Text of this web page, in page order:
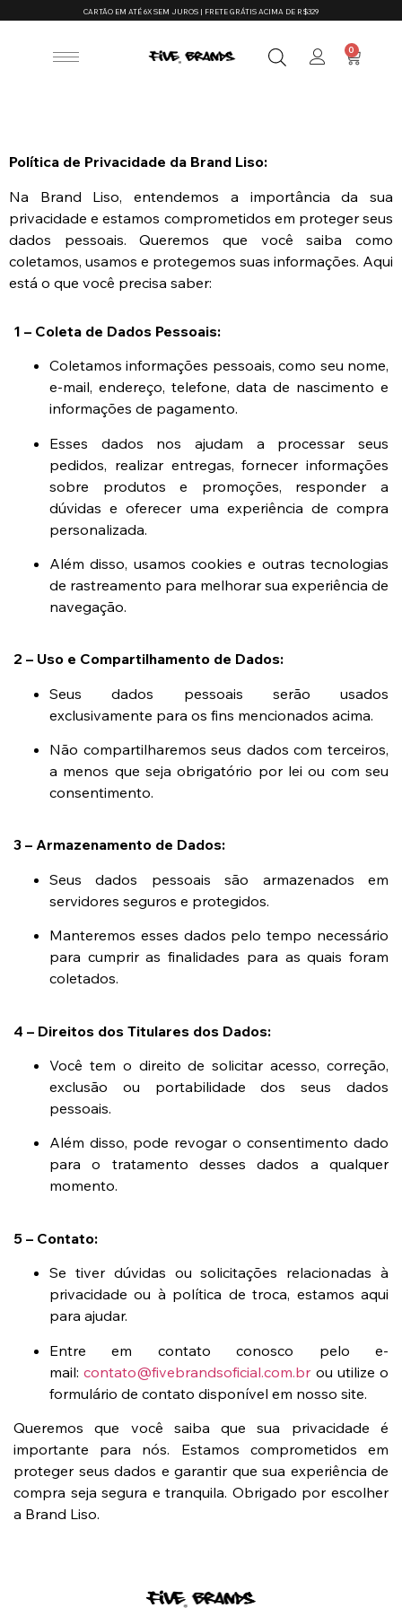
CARTÃO EM ATÉ 6X SEM JUROS | FRETE GRÁTIS ACIMA DE R$329
0
Política de Privacidade da Brand Liso:
Na Brand Liso, entendemos a importância da sua
privacidade e estamos comprometidos em proteger seus
dados pessoais. Queremos que você saiba como
coletamos, usamos e protegemos suas informações. Aqui
está o que você precisa saber:
1 – Coleta de Dados Pessoais:
Coletamos informações pessoais, como seu nome,
e-mail, endereço, telefone, data de nascimento e
informações de pagamento.
Esses dados nos ajudam a processar seus
pedidos, realizar entregas, fornecer informações
sobre produtos e promoções, responder a
dúvidas e oferecer uma experiência de compra
personalizada.
Além disso, usamos cookies e outras tecnologias
de rastreamento para melhorar sua experiência de
navegação.
2 – Uso e Compartilhamento de Dados:
Seus dados pessoais serão usados
exclusivamente para os fins mencionados acima.
Não compartilharemos seus dados com terceiros,
a menos que seja obrigatório por lei ou com seu
consentimento.
3 – Armazenamento de Dados:
Seus dados pessoais são armazenados em
servidores seguros e protegidos.
Manteremos esses dados pelo tempo necessário
para cumprir as finalidades para as quais foram
coletados.
4 – Direitos dos Titulares dos Dados:
Você tem o direito de solicitar acesso, correção,
exclusão ou portabilidade dos seus dados
pessoais.
Além disso, pode revogar o consentimento dado
para o tratamento desses dados a qualquer
momento.
5 – Contato:
Se tiver dúvidas ou solicitações relacionadas à
privacidade ou à política de troca, estamos aqui
para ajudar.
Entre em contato conosco pelo e-
mail:contato@fivebrandsoficial.com.br ou utilize o
formulário de contato disponível em nosso site.
Queremos que você saiba que sua privacidade é
importante para nós. Estamos comprometidos em
proteger seus dados e garantir que sua experiência de
compra seja segura e tranquila. Obrigado por escolher
a Brand Liso.